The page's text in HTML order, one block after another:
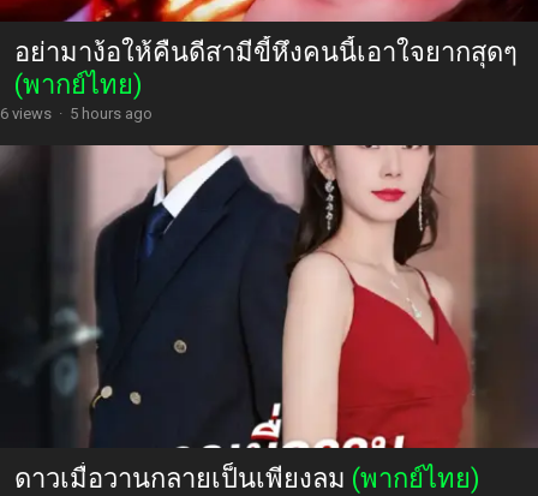
อย่ามาง้อให้คืนดีสามีขี้หึงคนนี้เอาใจยากสุดๆ
(พากย์ไทย)
6 views · 5 hours ago
ดาวเมื่อวานกลายเป็นเพียงลม (พากย์ไทย)